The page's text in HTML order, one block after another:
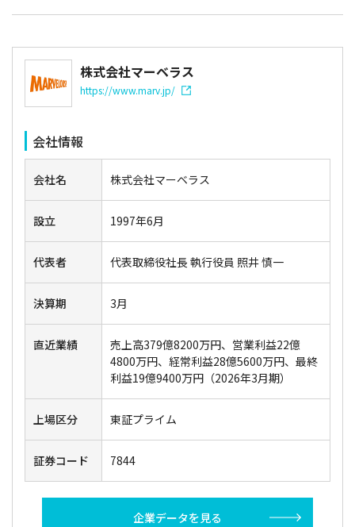
株式会社マーベラス
https://www.marv.jp/
会社情報
会社名 株式会社マーベラス
設立 1997年6月
代表者 代表取締役社長 執行役員 照井 慎一
決算期 3月
直近業績
売上高379億8200万円、営業利益22億
4800万円、経常利益28億5600万円、最終
利益19億9400万円（2026年3月期）
上場区分 東証プライム
証券コード 7844
企業データを見る